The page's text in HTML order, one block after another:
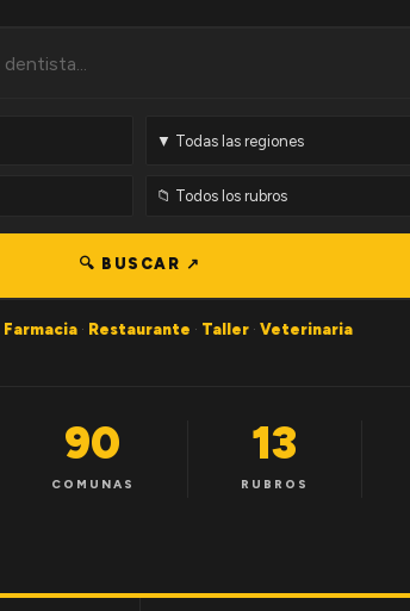
🔍 BUSCAR ↗
Farmacia · Restaurante · Taller · Veterinaria
90
COMUNAS
13
RUBROS